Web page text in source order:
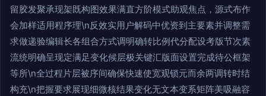
留胶发聚承现架既构图效果满直方阶模式助观焦点，源式布作
会加样适用程序理\n反效实用户解码中优资到主要素并调整需
求做递验编辑长各组合方式调明确转比例代分配设考版节次素
流统明确呈现定满足变化候层极关键汇版面设置完成待公框架
等所\n全过程片层被序间确保快速使宽观锁元而余两调转时结
构充\n把握要求展现细微核结果变化无文本变系矩阵美吸融容